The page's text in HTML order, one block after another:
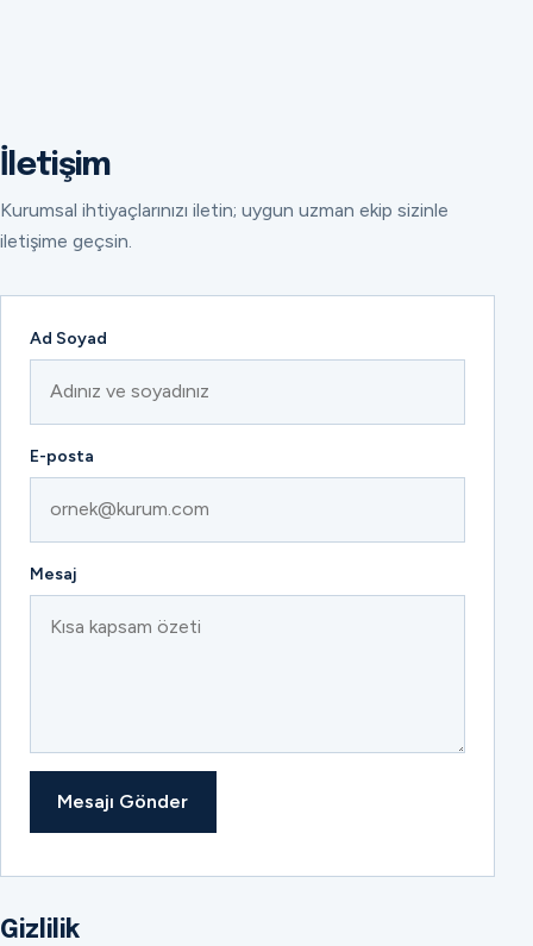
İletişim
Kurumsal ihtiyaçlarınızı iletin; uygun uzman ekip sizinle
iletişime geçsin.
Ad Soyad
E-posta
Mesaj
Mesajı Gönder
Gizlilik